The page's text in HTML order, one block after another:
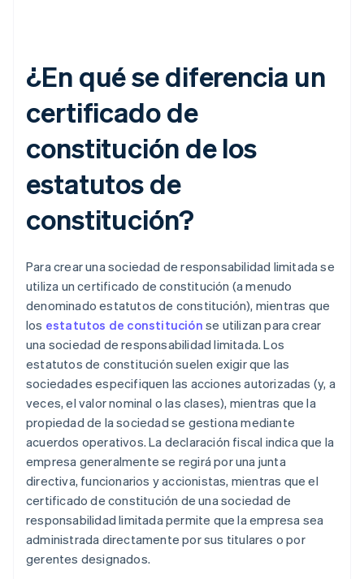
¿En qué se diferencia un
certificado de
constitución de los
estatutos de
constitución?
Para crear una sociedad de responsabilidad limitada se
utiliza un certificado de constitución (a menudo
denominado estatutos de constitución), mientras que
los estatutos de constitución se utilizan para crear
una sociedad de responsabilidad limitada. Los
estatutos de constitución suelen exigir que las
sociedades especifiquen las acciones autorizadas (y, a
veces, el valor nominal o las clases), mientras que la
propiedad de la sociedad se gestiona mediante
acuerdos operativos. La declaración fiscal indica que la
empresa generalmente se regirá por una junta
directiva, funcionarios y accionistas, mientras que el
certificado de constitución de una sociedad de
responsabilidad limitada permite que la empresa sea
administrada directamente por sus titulares o por
gerentes designados.